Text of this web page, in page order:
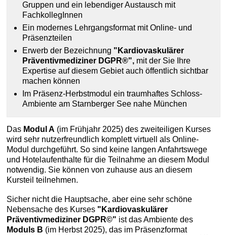
Gruppen und ein lebendiger Austausch mit
FachkollegInnen
Ein modernes Lehrgangsformat mit Online- und
Präsenzteilen
Erwerb der Bezeichnung "Kardiovaskulärer
Präventivmediziner DGPR®", mit der Sie Ihre
Expertise auf diesem Gebiet auch öffentlich sichtbar
machen können
Im Präsenz-Herbstmodul ein traumhaftes Schloss-
Ambiente am Starnberger See nahe München
Das Modul A (im Frühjahr 2025) des zweiteiligen Kurses
wird sehr nutzerfreundlich komplett virtuell als Online-
Modul durchgeführt. So sind keine langen Anfahrtswege
und Hotelaufenthalte für die Teilnahme an diesem Modul
notwendig. Sie können von zuhause aus an diesem
Kursteil teilnehmen.
Sicher nicht die Hauptsache, aber eine sehr schöne
Nebensache des Kurses "Kardiovaskulärer
Präventivmediziner DGPR©" ist das Ambiente des
Moduls B (im Herbst 2025), das im Präsenzformat